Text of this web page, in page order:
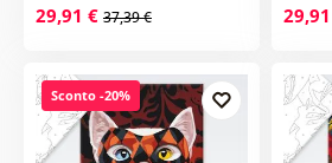
29,91 € 37,39 €
Sconto -20%